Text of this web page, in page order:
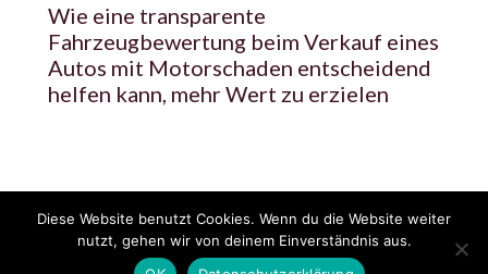
Wie eine transparente
Fahrzeugbewertung beim Verkauf eines
Autos mit Motorschaden entscheidend
helfen kann, mehr Wert zu erzielen
© 2020 - 2025 Copyright - KFZzeitung.com
Datenschutzerklärung FAQ Kontakt Impressum
Diese Website benutzt Cookies. Wenn du die Website weiter
nutzt, gehen wir von deinem Einverständnis aus.